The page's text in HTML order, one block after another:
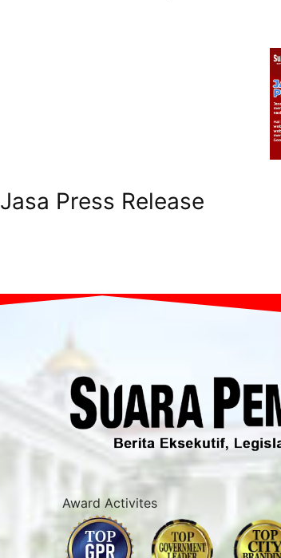
Jasa Press Release
Award Activites